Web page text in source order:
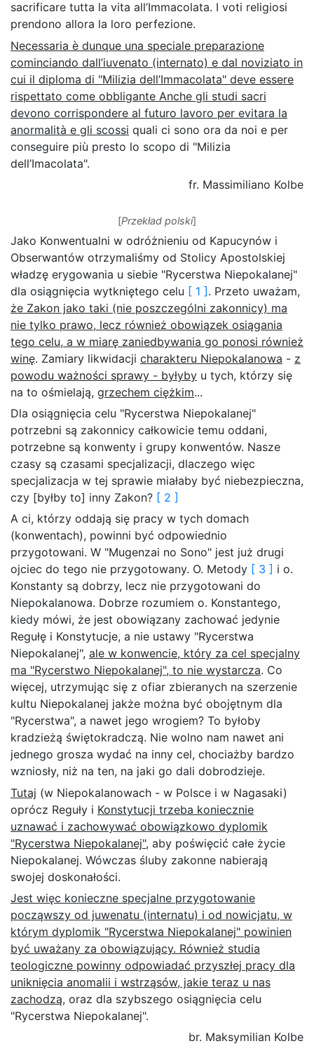
sacrificare tutta la vita all’Immacolata. I voti religiosi
prendono allora la loro perfezione.
Necessaria è dunque una speciale preparazione
cominciando dall’iuvenato (internato) e dal noviziato in
cui il diploma di "Milizia dell’Immacolata" deve essere
rispettato come obbligante Anche gli studi sacri
devono corrispondere al futuro lavoro per evitara la
anormalità e gli scossi quali ci sono ora da noi e per
conseguire più presto lo scopo di "Milizia
dell’Imacolata".
fr. Massimiliano Kolbe
[Przekład polski]
Jako Konwentualni w odróżnieniu od Kapucynów i
Obserwantów otrzymaliśmy od Stolicy Apostolskiej
władzę erygowania u siebie "Rycerstwa Niepokalanej"
dla osiągnięcia wytkniętego celu [ 1 ]. Przeto uważam,
że Zakon jako taki (nie poszczególni zakonnicy) ma
nie tylko prawo, lecz również obowiązek osiągania
tego celu, a w miarę zaniedbywania go ponosi również
winę. Zamiary likwidacji charakteru Niepokalanowa - z
powodu ważności sprawy - byłyby u tych, którzy się
na to ośmielają, grzechem ciężkim...
Dla osiągnięcia celu "Rycerstwa Niepokalanej"
potrzebni są zakonnicy całkowicie temu oddani,
potrzebne są konwenty i grupy konwentów. Nasze
czasy są czasami specjalizacji, dlaczego więc
specjalizacja w tej sprawie miałaby być niebezpieczna,
czy [byłby to] inny Zakon? [ 2 ]
A ci, którzy oddają się pracy w tych domach
(konwentach), powinni być odpowiednio
przygotowani. W "Mugenzai no Sono" jest już drugi
ojciec do tego nie przygotowany. O. Metody [ 3 ] i o.
Konstanty są dobrzy, lecz nie przygotowani do
Niepokalanowa. Dobrze rozumiem o. Konstantego,
kiedy mówi, że jest obowiązany zachować jedynie
Regułę i Konstytucje, a nie ustawy "Rycerstwa
Niepokalanej", ale w konwencie, który za cel specjalny
ma "Rycerstwo Niepokalanej", to nie wystarcza. Co
więcej, utrzymując się z ofiar zbieranych na szerzenie
kultu Niepokalanej jakże można być obojętnym dla
"Rycerstwa", a nawet jego wrogiem? To byłoby
kradzieżą świętokradczą. Nie wolno nam nawet ani
jednego grosza wydać na inny cel, chociażby bardzo
wzniosły, niż na ten, na jaki go dali dobrodzieje.
Tutaj (w Niepokalanowach - w Polsce i w Nagasaki)
oprócz Reguły i Konstytucji trzeba koniecznie
uznawać i zachowywać obowiązkowo dyplomik
"Rycerstwa Niepokalanej", aby poświęcić całe życie
Niepokalanej. Wówczas śluby zakonne nabierają
swojej doskonałości.
Jest więc konieczne specjalne przygotowanie
począwszy od juwenatu (internatu) i od nowicjatu, w
którym dyplomik "Rycerstwa Niepokalanej" powinien
być uważany za obowiązujący. Również studia
teologiczne powinny odpowiadać przyszłej pracy dla
uniknięcia anomalii i wstrząsów, jakie teraz u nas
zachodzą, oraz dla szybszego osiągnięcia celu
"Rycerstwa Niepokalanej".
br. Maksymilian Kolbe